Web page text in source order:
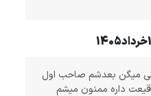
میگن بعدشم صاحب اول
داره ممنون میشم